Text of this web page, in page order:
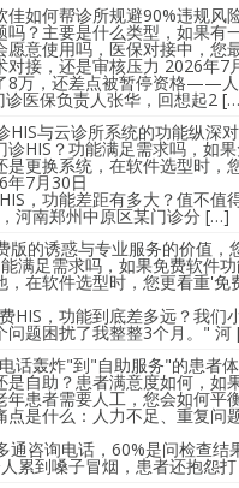
佳如何帮诊所规避90%违规风
吗？主要是什么类型，如果有
愿意使用吗，医保对接中，您
对接，还是审核压力 2026年7
8万，还差点被暂停资格——
诊医保负责人张华，回想起2
HIS与云诊所系统的功能纵深
诊HIS？功能满足需求吗，如
是更换系统，在软件选型时，
年7月30日
，功能差距有多大？值不值
河南郑州中原区某门诊分 […]
版的诱惑与专业服务的价值，
满足需求吗，如果免费软件
，在软件选型时，您更看重'免
HIS，功能到底差多远？我们
问题困扰了我整整3个月。"
话轰炸"到"自助服务"的患者
是自助？患者满意度如何，如
年患者需要人工，您会如何平
点是什么：人力不足、重复问
咨询电话，60%是问检查结
累到嗓子冒烟，患者还抱怨